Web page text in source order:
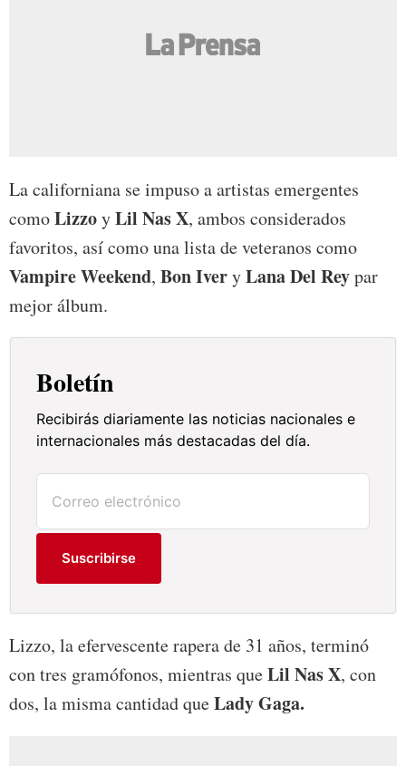
La californiana se impuso a artistas emergentes
comoLizzoyLil Nas X, ambos considerados
favoritos, así como una lista de veteranos como
Vampire Weekend, Bon IveryLana Del Reypar
mejor álbum.
Boletín
Recibirás diariamente las noticias nacionales e
internacionales más destacadas del día.
Suscribirse
Lizzo, la efervescente rapera de 31 años, terminó
con tres gramófonos, mientras queLil Nas X, con
dos, la misma cantidad queLady Gaga.